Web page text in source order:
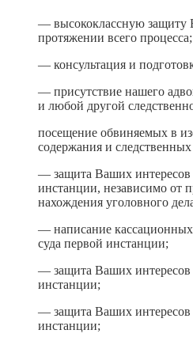
— высококлассную защиту
протяжении всего процесса;
— консультация и
— присутствие нашего
и любой другой
посещение обвиняемых в
содержания и следственных
— защита Ваших интересов
инстанции, независимо от
нахождения уголовного
— написание
суда первой инстанции;
— защита Ваших интересов
инстанции;
— защита Ваших интересов
инстанции;